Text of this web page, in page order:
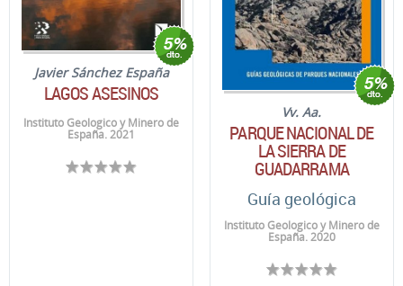
Javier Sánchez España
LAGOS ASESINOS
Instituto Geologico y Minero de
España. 2021
Vv. Aa.
PARQUE NACIONAL DE
LA SIERRA DE
GUADARRAMA
Guía geológica
Instituto Geologico y Minero de
España. 2020